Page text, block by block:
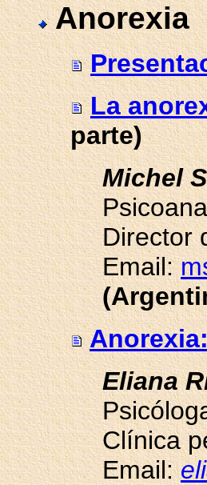
Anorexia
La
parte)
Michel
Director
Email:
Eliana
Clínica
Email: